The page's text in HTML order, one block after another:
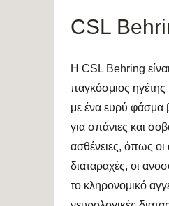
CSL
Η CSL Behring
παγκόσμιος ηγέτης
με ένα ευρύ φάσμα
για σπάνιες και
ασθένειες, όπως οι
διαταραχές, οι
το κληρονομικό